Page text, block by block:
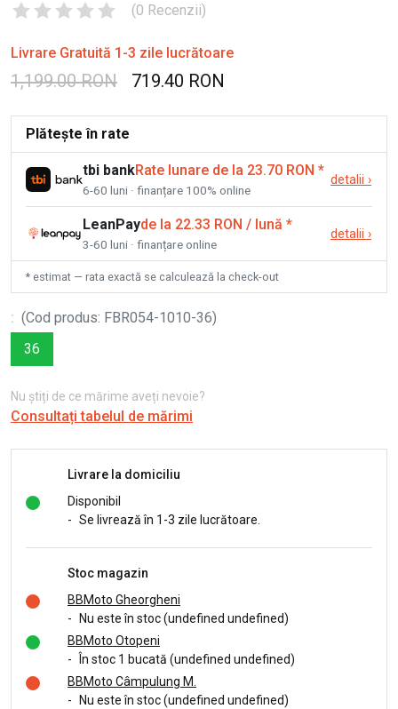
(0 Recenzii)
Livrare Gratuită 1-3 zile lucrătoare
1,199.00 RON 719.40 RON
Plătește în rate
tbi bankRate lunare de la 23.70 RON *
6-60 luni · finanțare 100% online
detalii ›
LeanPayde la 22.33 RON / lună *
3-60 luni · finanțare online
detalii ›
* estimat — rata exactă se calculează la check-out
: (Cod produs: FBR054-1010-36)
36
Nu știți de ce mărime aveți nevoie?
Consultați tabelul de mărimi
Livrare la domiciliu
Disponibil
- Se livrează în 1-3 zile lucrătoare.
Stoc magazin
BBMoto Gheorgheni
-
Nu este în stoc (undefined undefined)
BBMoto Otopeni
-
În stoc 1 bucată (undefined undefined)
BBMoto Câmpulung M.
-
Nu este în stoc (undefined undefined)